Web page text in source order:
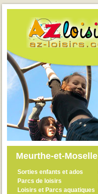
Meurthe-et-Moselle
Sorties enfants et ados
Parcs de loisirs
Loisirs et Parcs aquatiques